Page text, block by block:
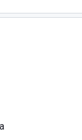
Il tratto di